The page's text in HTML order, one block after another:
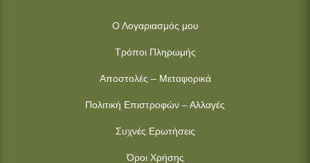
Ο Λογαριασμός μου
Τρόποι Πληρωμής
Αποστολές – Μεταφορικά
Πολιτική Επιστροφών – Αλλαγές
Συχνές Ερωτήσεις
Όροι Χρήσης